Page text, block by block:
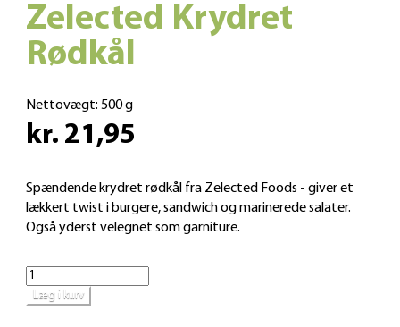
Zelected Krydret
Rødkål
Nettovægt: 500 g
kr. 21,95
Spændende krydret rødkål fra Zelected Foods - giver et
lækkert twist i burgere, sandwich og marinerede salater.
Også yderst velegnet som garniture.
Læg i kurv